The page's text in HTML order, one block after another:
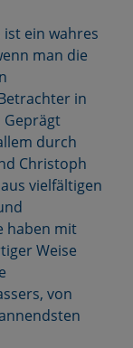
ist ein wahres
man die
in
Geprägt
durch
Christoph
vielfältigen
haben mit
Weise
von